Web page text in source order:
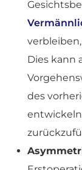
Dies kann
des